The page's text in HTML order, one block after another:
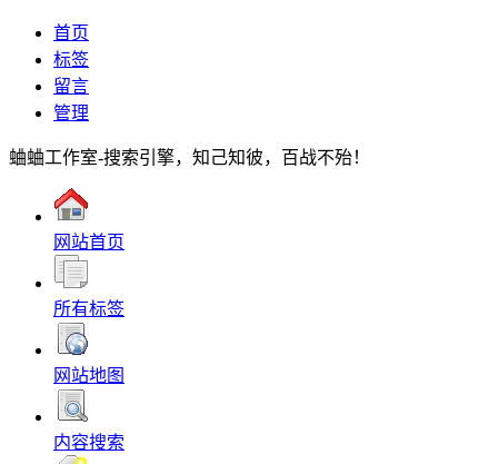
首页
标签
留言
管理
蛐蛐工作室-搜索引擎，知己知彼，百战不殆！
网站首页
所有标签
网站地图
内容搜索